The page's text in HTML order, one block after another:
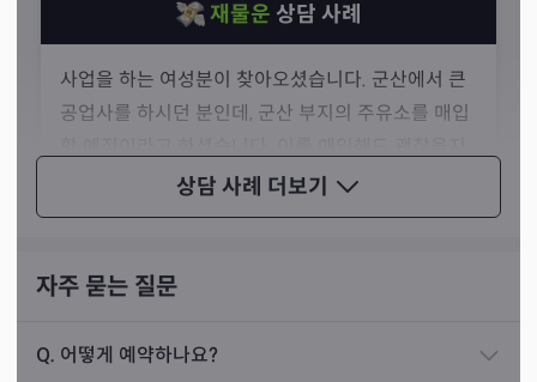
상담 사례 더보기
재물운 상담 사례
사업을 하는 여성분이 찾아오셨습니다. 군산에서 큰
공업사를 하시던 분인데, 군산 부지의 주유소를 매입
에 대해 고민하고 계셨습니다.
님께서는 제 말을 듣지 않으시고 매입을 해버리셨습
팔아야 하는데 팔리지도 않는다며 제 말을 들을걸 그
자주 묻는 질문
Q. 어떻게 예약하나요?